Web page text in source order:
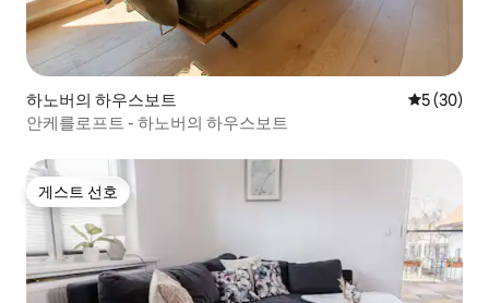
하노버의 하우스보트 평점 5점(5
5 (30)
안케를로프트 - 하노버의 하우스보트
게스트 선호
게스트 선호